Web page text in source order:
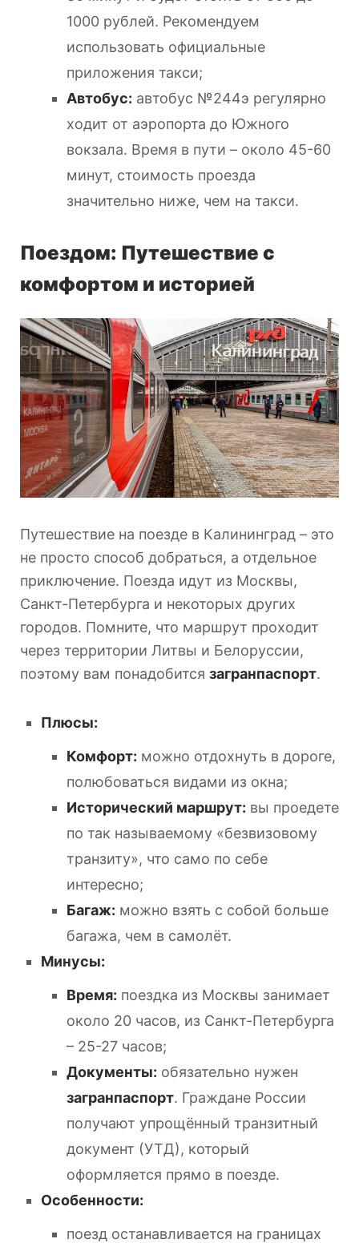
1000 рублей. Рекомендуем
использовать официальные
приложения такси;
Автобус: автобус №244э регулярно
ходит от аэропорта до Южного
вокзала. Время в пути – около 45-60
минут, стоимость проезда
значительно ниже, чем на такси.
Поездом: Путешествие с
комфортом и историей
Путешествие на поезде в Калининград – это
не просто способ добраться, а отдельное
приключение. Поезда идут из Москвы,
Санкт-Петербурга и некоторых других
городов. Помните, что маршрут проходит
через территории Литвы и Белоруссии,
поэтому вам понадобится загранпаспорт.
Плюсы:
Комфорт: можно отдохнуть в дороге,
полюбоваться видами из окна;
Исторический маршрут: вы проедете
по так называемому «безвизовому
транзиту», что само по себе
интересно;
Багаж: можно взять с собой больше
багажа, чем в самолёт.
Минусы:
Время: поездка из Москвы занимает
около 20 часов, из Санкт-Петербурга
– 25-27 часов;
Документы: обязательно нужен
загранпаспорт. Граждане России
получают упрощённый транзитный
документ (УТД), который
оформляется прямо в поезде.
Особенности:
поезд останавливается на границах